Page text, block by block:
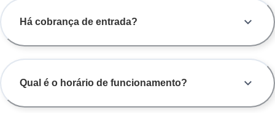
Há cobrança de entrada?
Qual é o horário de funcionamento?